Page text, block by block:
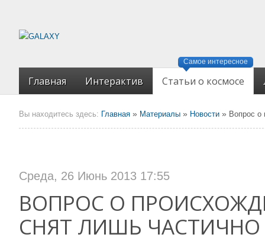
Главная Интерактив Статьи о космосе
Самое интересное
Вы находитесь здесь: Главная » Материалы » Новости » Вопрос о
Среда, 26 Июнь 2013 17:55
ВОПРОС О
СНЯТ ЛИШЬ ЧАСТИЧНО